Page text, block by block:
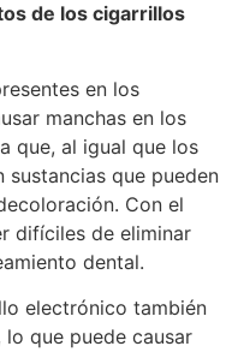
de los cigarrillos
en los
manchas en los
que, al igual que los
que pueden
Con el
difíciles de eliminar
dental.
electrónico también
que puede causar